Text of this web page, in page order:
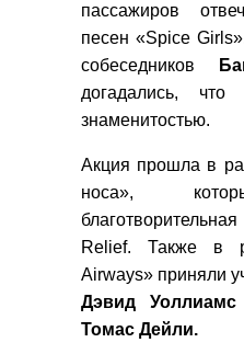
пассажиров
песен «Spice
собеседников
догадались, что
знаменитостью.
Акция прошла в
носа»,
Relief. Также в
Airways» приняли
Дэвид Уоллиамс
Томас Дейли.